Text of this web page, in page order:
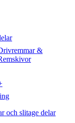
&
och slitage delar